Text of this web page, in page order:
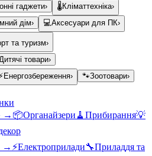
гаджети› 🌡️Кліматтехніка›
дім› 💻Аксесуари для ПК›
та туризм›
товари›
Енергозбереження› 🐾Зоотовари›
→ 📦Органайзери 🧹 Прибирання💡
→ ⚡Електроприлади🔧Приладдя та